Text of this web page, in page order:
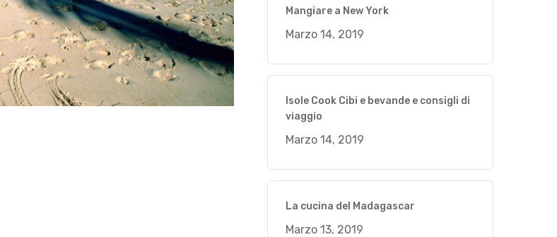
Mangiare a New York
Marzo 14, 2019
Isole Cook Cibi e bevande e consigli di
viaggio
Marzo 14, 2019
La cucina del Madagascar
Marzo 13, 2019